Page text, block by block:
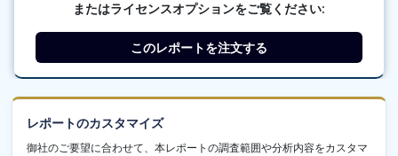
またはライセンスオプションをご覧ください:
このレポートを注文する
レポートのカスタマイズ
御社のご要望に合わせて、本レポートの調査範囲や分析内容をカスタマ